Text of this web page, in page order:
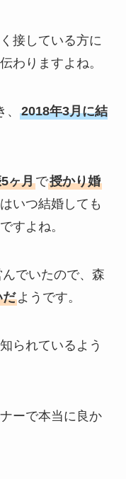
接している方に
わりますよね。
2018年3月に結
ヶ月で授かり婚
いつ結婚しても
すよね。
でいたので、森
だようです。
られているよう
ーで本当に良か